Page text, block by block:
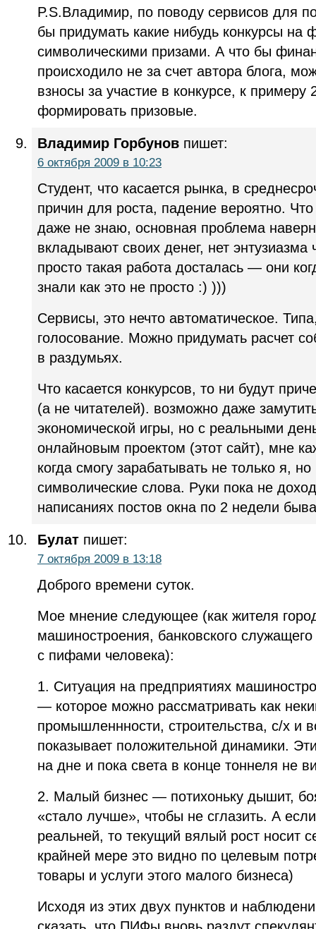
P.S.Владимир, по поводу сервисов для
бы придумать какие нибудь конкурсы на
символическими призами. А что бы
происходило не за счет автора блога,
взносы за участие в конкурсе, к примеру
формировать призовые.
Владимир Горбунов пишет:
6 октября 2009 в 10:23
Студент, что касается рынка, в
причин для роста, падение вероятно.
даже не знаю, основная проблема
вкладывают своих денег, нет
просто такая работа досталась — они
знали как это не просто :) )))
Сервисы, это нечто автоматическое.
голосование. Можно придумать расчет
в раздумьях.
Что касается конкурсов, то ни будут
(а не читателей). возможно даже
экономической игры, но с реальными
онлайновым проектом (этот сайт), мне
когда смогу зарабатывать не только я,
символические слова. Руки пока не
написаниях постов окна по 2 недели
Булат пишет:
7 октября 2009 в 13:18
Доброго времени суток.
Мое мнение следующее (как жителя
машиностроения, банковского
с пифами человека):
1. Ситуация на предприятиях
— которое можно рассматривать как
промышленнности, строительства, с/х и
показывает положительной динамики.
на дне и пока света в конце тоннеля не
2. Малый бизнес — потихоньку дышит,
«стало лучше», чтобы не сглазить. А
реальней, то текущий вялый рост носит
крайней мере это видно по целевым
товары и услуги этого малого бизнеса)
Исходя из этих двух пунктов и